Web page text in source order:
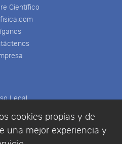
cookies propias y de
una mejor experiencia y
Científico
Legal
Privacidad
de compra